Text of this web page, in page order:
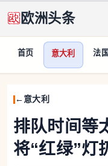
欧洲头条
首页 意大利 法国
意大利
排队时间等
将“红绿”灯